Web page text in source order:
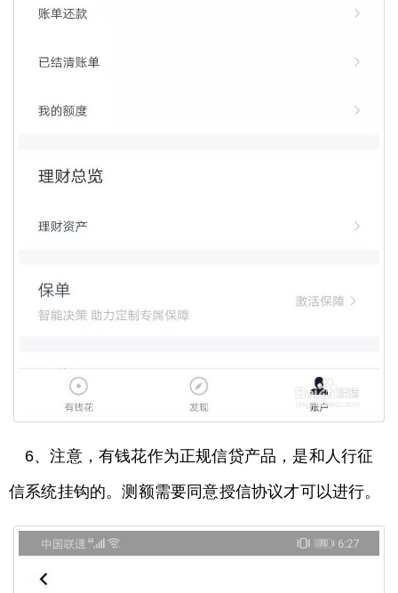
6、注意，有钱花作为正规信贷产品，是和人行征
信系统挂钩的。测额需要同意授信协议才可以进行。